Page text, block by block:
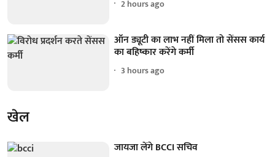
2 hours ago
ऑन ड्यूटी का लाभ नहीं मिला तो सेंसस कार्य
का बहिष्कार करेंगे कर्मी
3 hours ago
खेल
जायजा लेंगे BCCI सचिव